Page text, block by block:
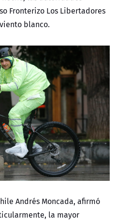
Fronterizo Los Libertadores
blanco.
Andrés Moncada, afirmó
la mayor